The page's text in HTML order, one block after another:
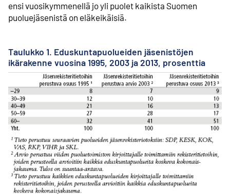
ensi vuosikymmenellä jo yli puolet kaikista Suomen
puoluejäsenistä on eläkeikäisiä.
Taulukko 1. Eduskuntapuolueiden jäsenistöjen
ikärakenne vuosina 1995, 2003 ja 2013, prosenttia